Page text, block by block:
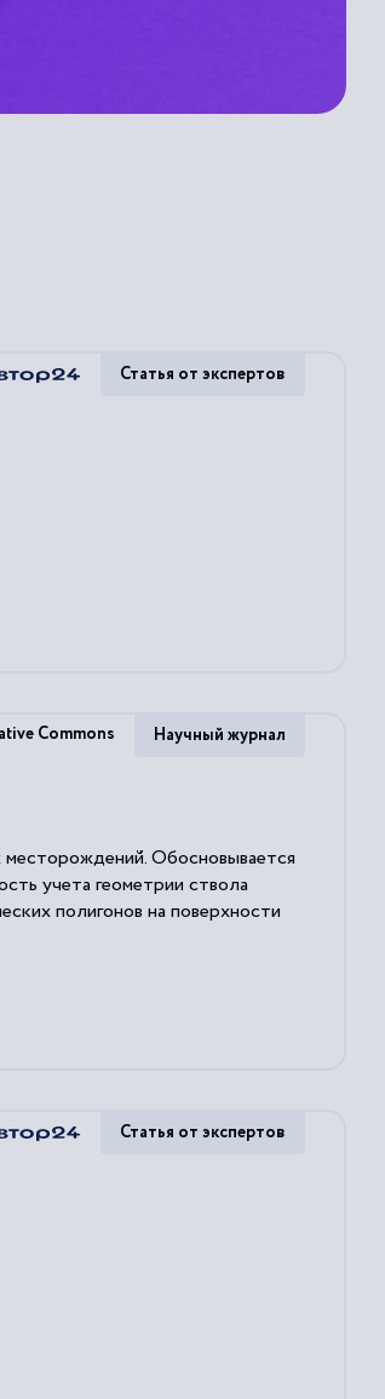
Статья от экспертов
месторождений. Обосновывается
учета геометрии ствола
полигонов на поверхности
Commons Научный журнал
Статья от экспертов